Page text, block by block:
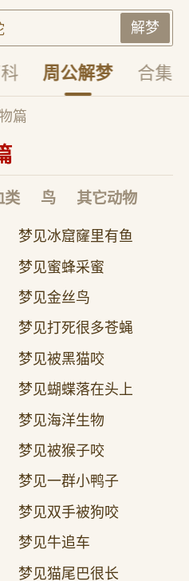
解梦
周公解梦 合集
篇
类 鸟 其它动物
梦见冰窟窿里有鱼
梦见蜜蜂采蜜
梦见金丝鸟
梦见打死很多苍蝇
梦见被黑猫咬
梦见蝴蝶落在头上
梦见海洋生物
梦见被猴子咬
梦见一群小鸭子
梦见双手被狗咬
梦见牛追车
梦见猫尾巴很长